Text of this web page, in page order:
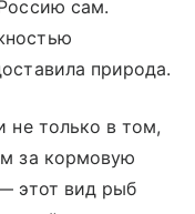
сам.
природа.
не только в том,
за кормовую
этот вид рыб